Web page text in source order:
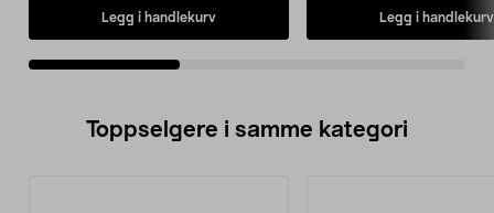
Legg i handlekurv Legg i handlekurv
Toppselgere i samme kategori